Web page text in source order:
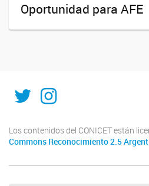
Oportunidad para AFE
@ISAL_sfe
@isal_sfe
Los contenidos del CONICET están
Commons Reconocimiento 2.5